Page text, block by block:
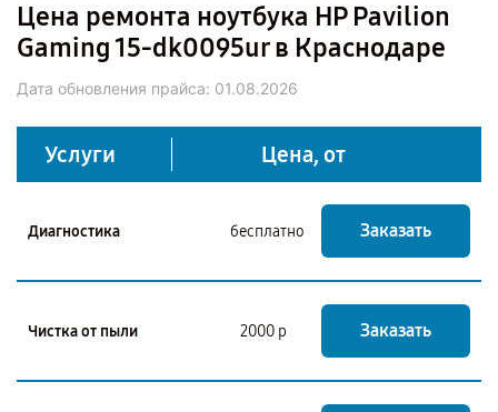
Цена ремонта ноутбука HP Pavilion
Gaming 15-dk0095ur в Краснодаре
Дата обновления прайса: 01.08.2026
Услуги Цена, от
Диагностика бесплатно Заказать
Чистка от пыли 2000 р Заказать